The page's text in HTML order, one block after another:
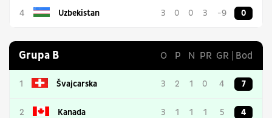
4 Uzbekistan 3 0 0 3 -9 0
Grupa B O P N PR GR Bod
1 Švajcarska 3 2 1 0 4 7
2 Kanada 3 1 1 1 5 4